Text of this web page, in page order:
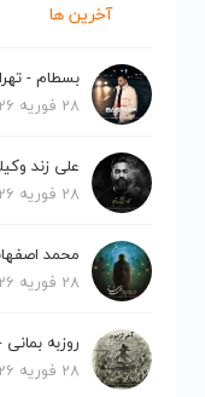
آخرین ها
بسطام -
28 فوریه 2026
علی زند
28 فوریه 2026
محمد
28 فوریه 2026
روزبه
28 فوریه 2026